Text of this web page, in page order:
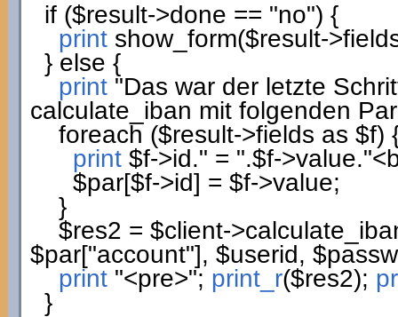
if ($result->done == "no") {
printshow_form($result->
} else {
print "Das war der letzte
calculate_iban mit folgenden
foreach ($result->fields as $f)
print $f->id." = ".$f->value.
$par[$f->id] = $f->value;
}
$res2 = $client->
$par["account"], $userid,
print "<pre>"; print_r($res2);
}